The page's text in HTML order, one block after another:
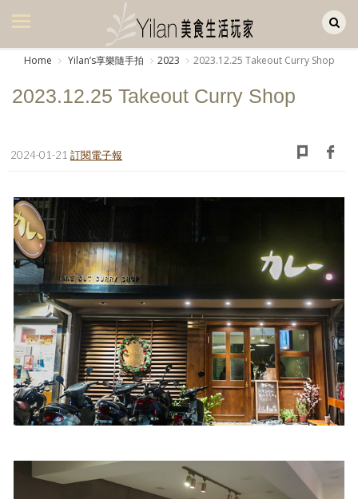
美食集
生活風
書房集
日記簿
餐桌週記
享樂隨手拍
照相簿
影音區
歷史區
Home Yilanʼs享樂隨手拍 2023 2023.12.25 Takeout Curry Shop
2023.12.25 Takeout Curry Shop
2024-01-21 訂閱電子報